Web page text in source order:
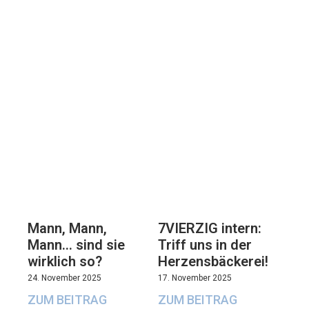
Mann, Mann,
Mann… sind sie
wirklich so?
24. November 2025
ZUM BEITRAG
7VIERZIG intern:
Triff uns in der
Herzensbäckerei!
17. November 2025
ZUM BEITRAG